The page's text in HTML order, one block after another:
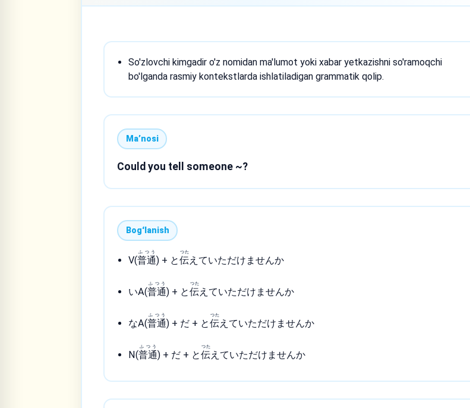
So'zlovchi kimgadir o'z nomidan ma'lumot yoki xabar yetkazishni so'ramoqchi
bo'lganda rasmiy kontekstlarda ishlatiladigan grammatik qolip.
Maʼnosi
Could you tell someone ~?
Bogʻlanish
V(普通
ふつう
) + と伝
つた
えていただけませんか
いA(普通
ふつう
) + と伝
つた
えていただけませんか
なA(普通
ふつう
) + だ + と伝
つた
えていただけませんか
N(普通
ふつう
) + だ + と伝
つた
えていただけませんか